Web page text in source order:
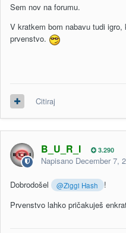
Sem nov na forumu.
V kratkem bom nabavu tudi
prvenstvo.
Citiraj
B_U_R_I 3.290
Napisano December 7,
Dobrodošel @Ziggi Hash
!
Prvenstvo lahko pričakuješ